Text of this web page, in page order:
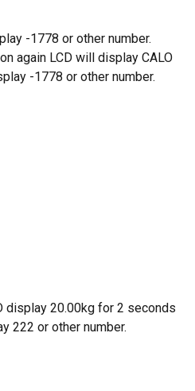
-1778 or other number.
again LCD will display CALO
-1778 or other number.
display 20.00kg for 2 seconds
222 or other number.